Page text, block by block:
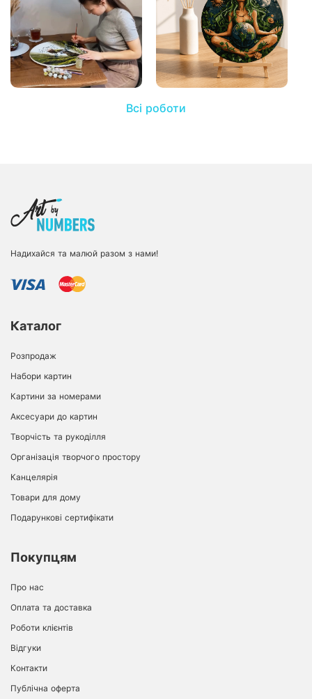
Всі роботи
Надихайся та малюй разом з нами!
Каталог
Розпродаж
Набори картин
Картини за номерами
Аксесуари до картин
Творчість та рукоділля
Організація творчого простору
Канцелярія
Товари для дому
Подарункові сертифікати
Покупцям
Про нас
Оплата та доставка
Роботи клієнтів
Відгуки
Контакти
Публічна оферта